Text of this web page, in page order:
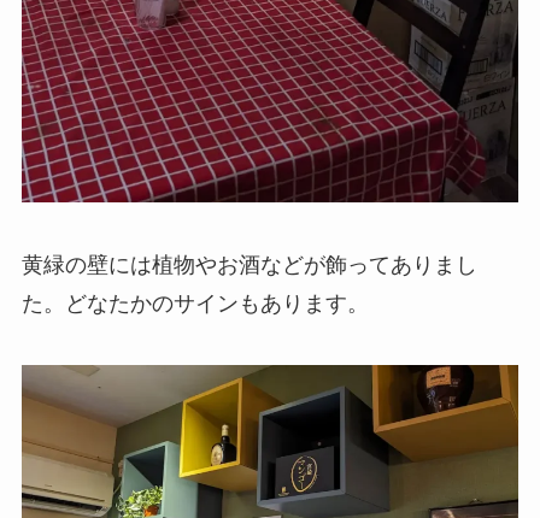
黄緑の壁には植物やお酒などが飾ってありまし
た。どなたかのサインもあります。